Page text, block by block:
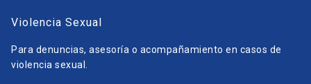
Violencia Sexual
Para denuncias, asesoría o acompañamiento en casos de
violencia sexual.